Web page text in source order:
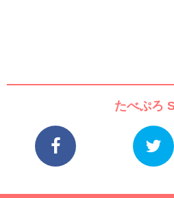
たべぷろ